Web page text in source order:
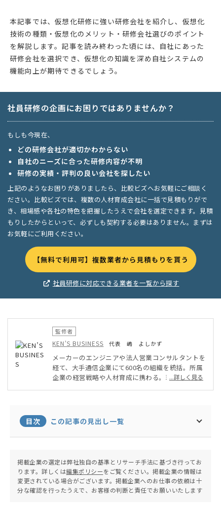
本記事では、仮想化研修に強い研修会社を紹介し、仮想化
技術の種類・仮想化のメリット・研修会社選びのポイント
を解説します。記事を読み終わった頃には、自社にあった
研修会社を選択でき、仮想化の知識を深め自社システムの
機能向上が期待できるでしょう。
社員研修の企画にお困りではありませんか？
もしも今現在、
どの研修会社が適切かわからない
自社のニーズに合った研修内容が不明
研修の実績・評判の良い会社を探したい
上記のようなお困りがありましたら、比較ビズへお気軽にご相談く
ださい。比較ビズでは、複数の人材育成会社に一括で見積もりがで
き、相場感や各社の特色を把握したうえで会社を選定できます。見積
もりしたからといって、必ずしも契約する必要はありません。まずは
お気軽にご利用ください。
【無料で利用可】複数業者から見積もりを貰う
社員研修に対応できる業者を一覧から探す
監修者
KEN’S BUSINESS 代表 嶋 よしかず
メーカーのエンジニアや法人営業コンサルタントを
経て、大手通信企業にて600名の組織を統括。所属
企業の経営戦略や人材育成に携わる。現在はフリー
...詳しく見る
目次 この記事の見出し一覧
掲載企業の選定は弊社独自の基準とリサーチ手法に基づき行ってお
ります。詳しくは編集ポリシーをご覧ください。掲載企業の情報は
変更されている場合がございます。掲載企業へのお仕事の依頼は十
分な確認を行ったうえで、お客様の判断と責任でお願いいたします